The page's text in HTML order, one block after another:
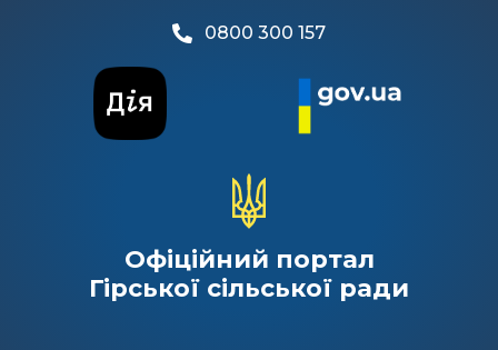
0800 300 157
Офіційний портал
Гірської сільської ради